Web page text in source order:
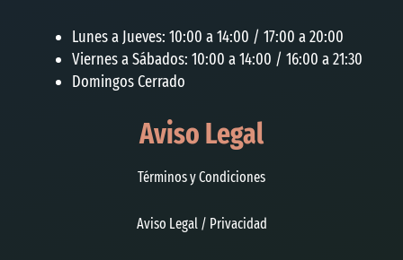
Lunes a Jueves: 10:00 a 14:00 / 17:00 a 20:00
Viernes a Sábados: 10:00 a 14:00 / 16:00 a 21:30
Domingos Cerrado
Aviso Legal
Términos y Condiciones
Aviso Legal / Privacidad